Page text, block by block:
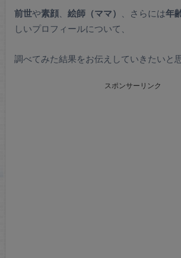
前世や素顔、 絵師（ママ） 、さらには年
しいプロフィールについて、
調べてみた結果をお伝えしていきたいと
スポンサーリンク